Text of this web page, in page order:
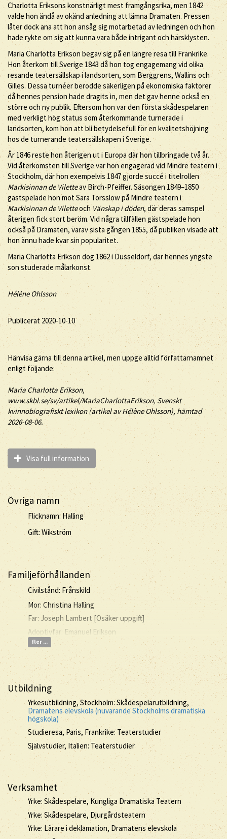
Charlotta Eriksons konstnärligt mest framgångsrika, men 1842
valde hon ändå av okänd anledning att lämna Dramaten. Pressen
låter dock ana att hon ansåg sig motarbetad av ledningen och hon
hade rykte om sig att kunna vara både intrigant och härsklysten.
Maria Charlotta Erikson begav sig på en längre resa till Frankrike.
Hon återkom till Sverige 1843 då hon tog engagemang vid olika
resande teatersällskap i landsorten, som Berggrens, Wallins och
Gilles. Dessa turnéer berodde säkerligen på ekonomiska faktorer
då hennes pension hade dragits in, men det gav henne också en
större och ny publik. Eftersom hon var den första skådespelaren
med verkligt hög status som återkommande turnerade i
landsorten, kom hon att bli betydelsefull för en kvalitetshöjning
hos de turnerande teatersällskapen i Sverige.
År 1846 reste hon återigen ut i Europa där hon tillbringade två år.
Vid återkomsten till Sverige var hon engagerad vid Mindre teatern i
Stockholm, där hon exempelvis 1847 gjorde succé i titelrollen
Markisinnan de Viletteav Birch-Pfeiffer. Säsongen 1849–1850
gästspelade hon mot Sara Torsslow på Mindre teatern i
Markisinnan de Viletteoch Vänskap i döden, där deras samspel
återigen fick stort beröm. Vid några tillfällen gästspelade hon
också på Dramaten, varav sista gången 1855, då publiken visade att
hon ännu hade kvar sin popularitet.
Maria Charlotta Erikson dog 1862 i Düsseldorf, där hennes yngste
son studerade målarkonst.
Hélène Ohlsson
Publicerat 2020-10-10
Hänvisa gärna till denna artikel, men uppge alltid författarnamnet
enligt följande:
Maria Charlotta Erikson,
www.skbl.se/sv/artikel/MariaCharlottaErikson, Svenskt
kvinnobiografiskt lexikon (artikel avHélène Ohlsson), hämtad
2026-08-06.
Visa full information
Övriga namn
Flicknamn: Halling
Gift: Wikström
Familjeförhållanden
Civilstånd: Frånskild
Mor: Christina Halling
Far: Joseph Lambert [Osäker uppgift]
Adoptivfar: Emanuel Erikson
fler ...
Utbildning
Yrkesutbildning, Stockholm: Skådespelarutbildning,
Dramatens elevskola (nuvarande Stockholms dramatiska
högskola)
Studieresa, Paris, Frankrike: Teaterstudier
Självstudier, Italien: Teaterstudier
Verksamhet
Yrke: Skådespelare, Kungliga Dramatiska Teatern
Yrke: Skådespelare, Djurgårdsteatern
Yrke: Lärare i deklamation, Dramatens elevskola